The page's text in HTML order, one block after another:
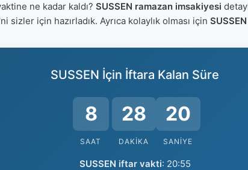
ne kadar kaldı? SUSSEN ramazan imsakiyesi
sizler için hazırladık. Ayrıca kolaylık olması için
SUSSEN İçin İftara Kalan Süre
8
SAAT
28
DAKIKA
20
SANIYE
SUSSEN iftar vakti: 20:55